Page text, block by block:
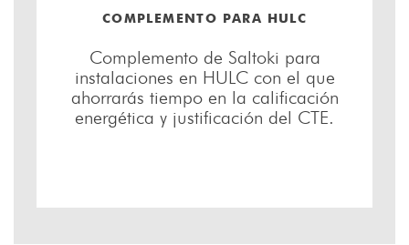
COMPLEMENTO PARA HULC
Complemento de Saltoki para
instalaciones en HULC con el que
ahorrarás tiempo en la calificación
energética y justificación del CTE.